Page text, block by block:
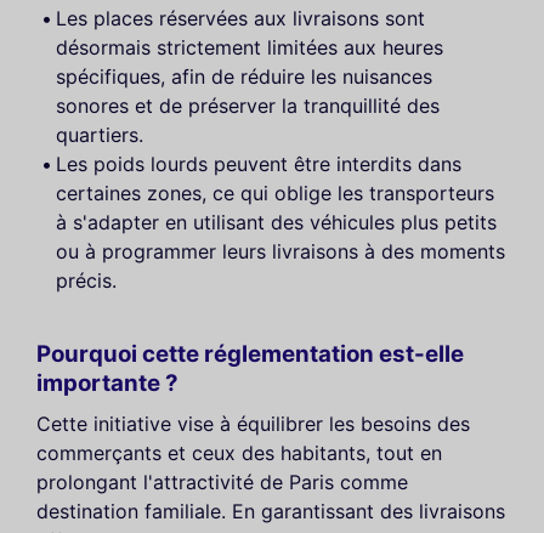
Les places réservées aux livraisons sont
désormais strictement limitées aux heures
spécifiques, afin de réduire les nuisances
sonores et de préserver la tranquillité des
quartiers.
Les poids lourds peuvent être interdits dans
certaines zones, ce qui oblige les transporteurs
à s'adapter en utilisant des véhicules plus petits
ou à programmer leurs livraisons à des moments
précis.
Pourquoi cette réglementation est-elle
importante ?
Cette initiative vise à équilibrer les besoins des
commerçants et ceux des habitants, tout en
prolongant l'attractivité de Paris comme
destination familiale. En garantissant des livraisons